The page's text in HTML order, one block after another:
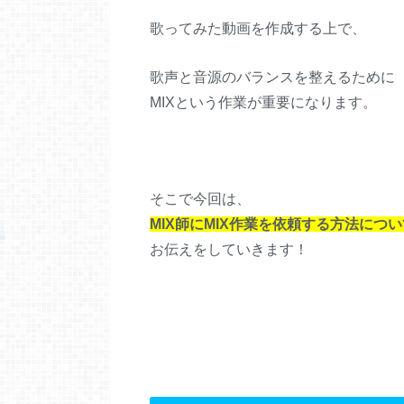
歌ってみた動画を作成する上で、
歌声と音源のバランスを整えるために
MIXという作業が重要になります。
そこで今回は、
MIX師にMIX作業を依頼する方法につ
お伝えをしていきます！